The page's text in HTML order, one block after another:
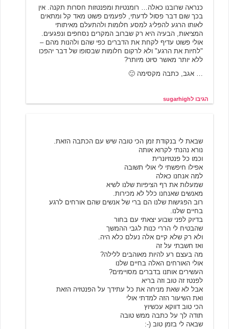
כנראה שרובנו כאלה… רומנטיות ומפנטזות חסרות תקנה. אין
בכך שום דבר פסול לדעתי, לפעמים פשוט מאד קל ומתאים
לאותו הרגע להפליג למסע חלומות ולהתעלם מאיתותי
המציאות, הבעיה היא רק שברוב המקרים נסחפים ונפגעים.
אולי פשוט עדיף לקחת את הדברים כפי שהם ולהנות מהם –
"לחיות את הרגע" ולא לרקום חלומות שבסופו של דבר יהפכו
ללא יותר מאשר סיוט מיותר?
… אגב, כתבה מקסימה 🙂
הגיבו לsugarhigh
שבאת לי בנקודת זמן הכי טובה שיש עם הכתבה הזאת.
נורא נהנתי לקרוא אותה
וכמו כל פנטזיונרית
אפילו חיפשתי לי אולי תשובה
למה אנחנו כאלה
שמעלות את רף הציפיות שלנו לשיא
מאנשים שאנחנו כלל לא מכירות.
רוב הפגישות שלנו הם ברי של אנשים שהם אורחים לרגע
בחיים שלנו.
בדיוק לפני שבוע יצאתי עם בחור
שהבטיח לי הררי כנות לגבי ההמשך
ולא רק שלא קיים אלה נעלם כלא היה.
ואז חשבתי על זה
מה בעצם רע להיות מאוהבים ללילה?
אולי האורחים האלה בחיים שלנו
העשירים אותנו בדברים מסויימים?
לפנטז זה טוב וזה בריא
אבל לא שאת מניחה את כל עתידך על הפנטזיה הזאת
ואת השיעור הזה למדתי אולי
הכי טוב דווקא עכשיוץ
תודה לך על כתבה ממש טובה
שבאה לי בזמן טוב (-: